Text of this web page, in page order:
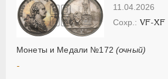
11.04.2026
Монеты и Медали №172 (очный)
VF-XF
-